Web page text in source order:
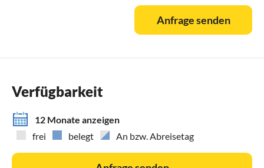
Urlaubsdestinationen am Gardasee. Trotzdem oder
vielleicht gerade deshalb ist das mittelalterliche Städtchen
südlich des Sees einen Besuch wert.
Weinstraße gekeltert werden.
Genuss pur ist also angesagt. Denn zu herrlichen Weinen
gehört gutes Essen genauso dazu wie stimmungsvolle
Atmosphäre, etwa in den herrlichen Parkanlagen des
Mincio mit dem großen Damm in Valeggio sul Mincio und
Anfrage senden
Verfügbarkeit
12 Monate anzeigen
frei
belegt An bzw. Abreisetag